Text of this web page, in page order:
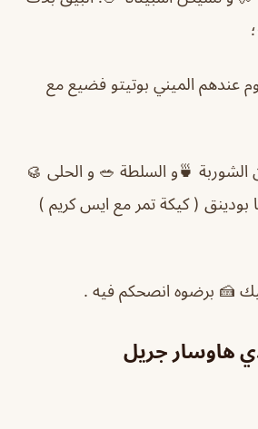
عندهم الميني بوتيتو فضيع مع
الشوربة 🍵و السلطة 🥗 و الحلى 🥮
بودينق ( كيكة تمر مع ايس كريم )
🍰 برضوه انصحكم فيه .
هاوسار جريل